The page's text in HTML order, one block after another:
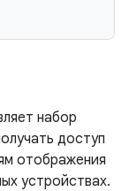
набор
доступ
отображения
устройствах.